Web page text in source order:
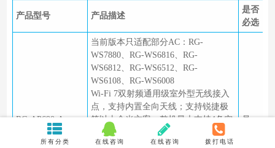
产品型号 产品描述
是否
必选
RG-AP690-A
当前版本只适配部分AC：RG-
WS7880、RG-WS6816、RG-
WS6812、RG-WS6512、RG-
WS6108、RG-WS6008
Wi-Fi 7双射频通用级室外型无线接入
点，支持内置全向天线；支持锐捷极
简以太全光方案，整机最大支持4条空
间流，整机最高无线接入速率
3.57Gbps，可支持
是
所有分类 在线咨询 在线咨询 拨打电话